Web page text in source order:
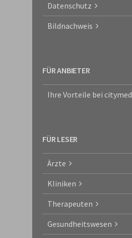
Datenschutz
Bildnachweis
FÜR ANBIETER
Ihre Vorteile bei citymed
FÜR LESER
Ärzte
Kliniken
Therapeuten
Gesundheitswesen